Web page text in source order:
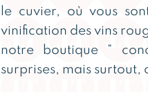
le cuvier, où vous
vinification des vins
notre boutique “
surprises, mais surtout,